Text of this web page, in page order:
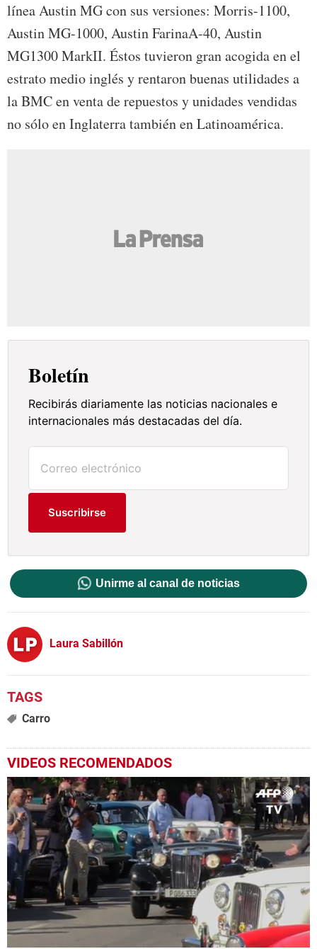
línea Austin MG con sus versiones: Morris-1100,
Austin MG-1000, Austin FarinaA-40, Austin
MG1300 MarkII. Éstos tuvieron gran acogida en el
estrato medio inglés y rentaron buenas utilidades a
la BMC en venta de repuestos y unidades vendidas
no sólo en Inglaterra también en Latinoamérica.
Boletín
Recibirás diariamente las noticias nacionales e
internacionales más destacadas del día.
Suscribirse
Unirme al canal de noticias
Laura Sabillón
Carro
VIDEOS RECOMENDADOS